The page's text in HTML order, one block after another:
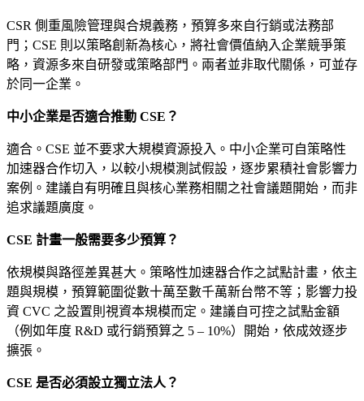
CSR 側重風險管理與合規義務，預算多來自行銷或法務部
門；CSE 則以策略創新為核心，將社會價值納入企業競爭策
略，資源多來自研發或策略部門。兩者並非取代關係，可並存
於同一企業。
中小企業是否適合推動 CSE？
適合。CSE 並不要求大規模資源投入。中小企業可自策略性
加速器合作切入，以較小規模測試假設，逐步累積社會影響力
案例。建議自有明確且與核心業務相關之社會議題開始，而非
追求議題廣度。
CSE 計畫一般需要多少預算？
依規模與路徑差異甚大。策略性加速器合作之試點計畫，依主
題與規模，預算範圍從數十萬至數千萬新台幣不等；影響力投
資 CVC 之設置則視資本規模而定。建議自可控之試點金額
（例如年度 R&D 或行銷預算之 5 – 10%）開始，依成效逐步
擴張。
CSE 是否必須設立獨立法人？